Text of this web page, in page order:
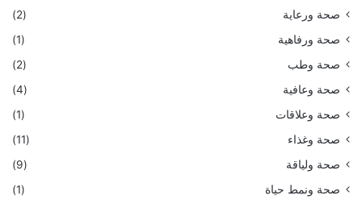
صحة ورعاية
(2)
صحة ورفاهية
(1)
صحة وطب
(2)
صحة وعافية
(4)
صحة وعلاقات
(1)
صحة وغذاء
(11)
صحة ولياقة
(9)
صحة ونمط حياة
(1)